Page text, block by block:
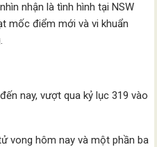
nhận là tình hình tại NSW
mốc điểm mới và vi khuẩn
nay, vượt qua kỷ lục 319 vào
vong hôm nay và một phần ba